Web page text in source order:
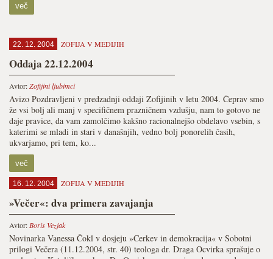
več
22. 12. 2004 ZOFIJA V MEDIJIH
Oddaja 22.12.2004
Avtor:Zofijini ljubimci
Avizo Pozdravljeni v predzadnji oddaji Zofijinih v letu 2004. Čeprav smo
že vsi bolj ali manj v specifičnem prazničnem vzdušju, nam to gotovo ne
daje pravice, da vam zamolčimo kakšno racionalnejšo obdelavo vsebin, s
katerimi se mladi in stari v današnjih, vedno bolj ponorelih časih,
ukvarjamo, pri tem, ko...
več
16. 12. 2004 ZOFIJA V MEDIJIH
»Večer«: dva primera zavajanja
Avtor: Boris Vezjak
Novinarka Vanessa Čokl v dosjeju »Cerkev in demokracija« v Sobotni
prilogi Večera (11.12.2004, str. 40) teologa dr. Draga Ocvirka sprašuje o